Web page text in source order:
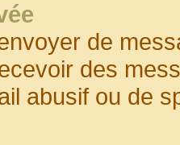
de
des
abusif ou de